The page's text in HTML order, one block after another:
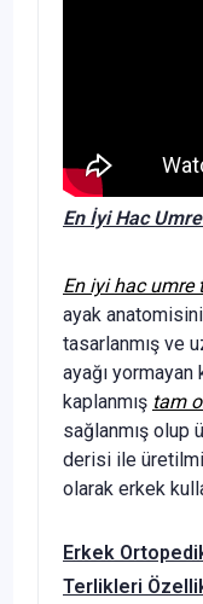
En İyi Hac
En iyi hac umre
ayak
tasarlanmış ve
ayağı
kaplanmış tam
sağlanmış olup
derisi ile
olarak erkek
Erkek
Terlikleri